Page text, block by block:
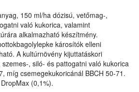
150 ml/ha dózisú, vetőmag-,
való kukorica, valamint
alkalmazható készítmény.
károsítók elleni
A kultúrnövény kijuttatáskori
, siló- és pattogatni való kukorica
míg csemegekukoricánál BBCH 50-71.
(0,1%).